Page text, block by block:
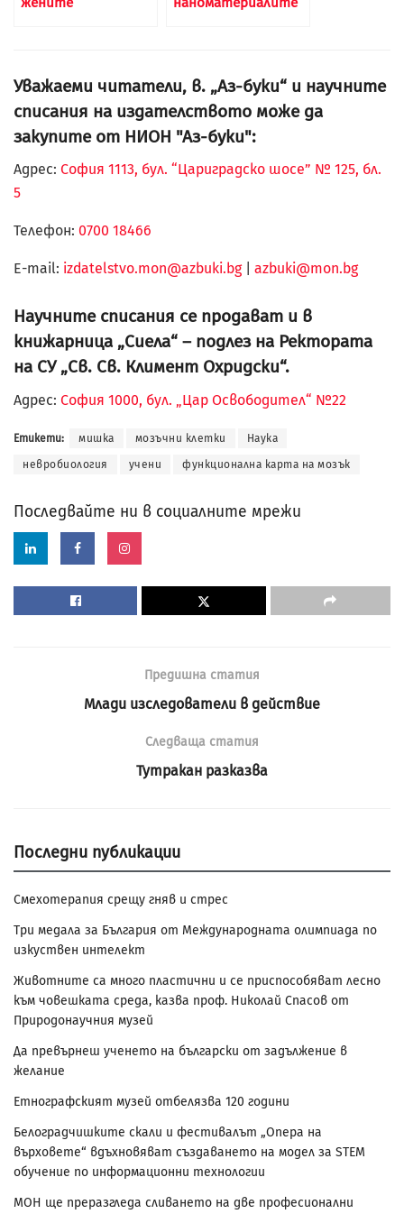
Уважаеми читатели, в. „Аз-буки“ и научните
списания на издателството може да
закупите от НИОН "Аз-буки":
Адрес: София 1113, бул. “Цариградско шосе” № 125, бл.
5
Телефон: 0700 18466
Е-mail: izdatelstvo.mon@azbuki.bg| azbuki@mon.bg
Научните списания се продават и в
книжарница „Сиела“ – подлез на Ректората
на СУ „Св. Св. Климент Охридски“.
Адрес: София 1000, бул. „Цар Освободител“ №22
Етикети: мишка мозъчни клетки Наука
невробиология учени функционална карта на мозък
Последвайте ни в социалните мрежи
Предишна статия
Млади изследователи в действие
Следваща статия
Тутракан разказва
Последни публикации
Смехотерапия срещу гняв и стрес
Три медала за България от Международната олимпиада по
изкуствен интелект
Животните са много пластични и се приспособяват лесно
към човешката среда, казва проф. Николай Спасов от
Природонаучния музей
Да превърнеш ученето на български от задължение в
желание
Етнографският музей отбелязва 120 години
Белоградчишките скали и фестивалът „Опера на
върховете“ вдъхновяват създаването на модел за STEM
обучение по информационни технологии
МОН ще преразгледа сливането на две професионални